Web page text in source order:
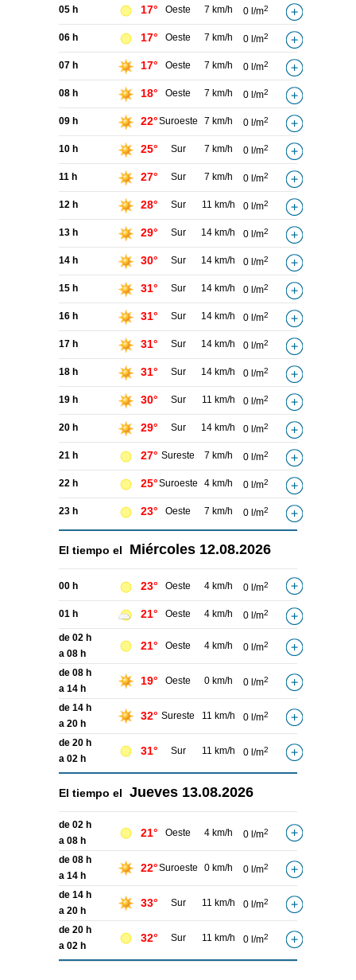
05 h 17° Oeste 7 km/h 0 l/m2
06 h 17° Oeste 7 km/h 0 l/m2
07 h 17° Oeste 7 km/h 0 l/m2
08 h 18° Oeste 7 km/h 0 l/m2
09 h 22°Suroeste 7 km/h 0 l/m2
10 h 25° Sur 7 km/h 0 l/m2
11 h 27° Sur 7 km/h 0 l/m2
12 h 28° Sur 11 km/h 0 l/m2
13 h 29° Sur 14 km/h 0 l/m2
14 h 30° Sur 14 km/h 0 l/m2
15 h 31° Sur 14 km/h 0 l/m2
16 h 31° Sur 14 km/h 0 l/m2
17 h 31° Sur 14 km/h 0 l/m2
18 h 31° Sur 14 km/h 0 l/m2
19 h 30° Sur 11 km/h 0 l/m2
20 h 29° Sur 14 km/h 0 l/m2
21 h 27° Sureste 7 km/h 0 l/m2
22 h 25°Suroeste 4 km/h 0 l/m2
23 h 23° Oeste 7 km/h 0 l/m2
El tiempo el Miércoles 12.08.2026
00 h 23° Oeste 4 km/h 0 l/m2
01 h 21° Oeste 4 km/h 0 l/m2
de 02 h
a 08 h
21° Oeste 4 km/h 0 l/m2
de 08 h
a 14 h
19° Oeste 0 km/h 0 l/m2
de 14 h
a 20 h
32° Sureste 11 km/h 0 l/m2
de 20 h
a 02 h
31° Sur 11 km/h 0 l/m2
El tiempo el Jueves 13.08.2026
de 02 h
a 08 h
21° Oeste 4 km/h 0 l/m2
de 08 h
a 14 h
22°Suroeste 0 km/h 0 l/m2
de 14 h
a 20 h
33° Sur 11 km/h 0 l/m2
de 20 h
a 02 h
32° Sur 11 km/h 0 l/m2